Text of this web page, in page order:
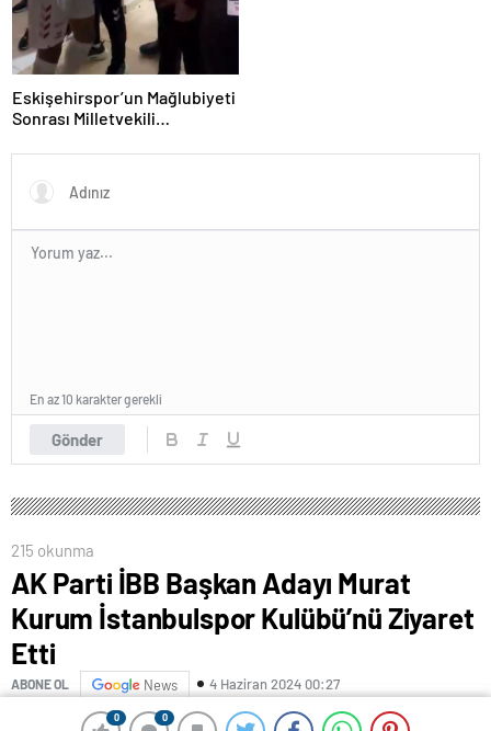
0 0
Eskişehirspor’un Mağlubiyeti
Sonrası Milletvekili
Gönder
En az 10 karakter gerekli
215 okunma
AK Parti İBB Başkan Adayı Murat
Kurum İstanbulspor Kulübü’nü Ziyaret
Etti
ABONE OL News 4 Haziran 2024 00:27
0 0